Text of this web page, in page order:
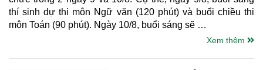
thí sinh dự thi môn Ngữ văn (120 phút) và buổi chiều thi
môn Toán (90 phút). Ngày 10/8, buổi sáng sẽ …
Xem thêm